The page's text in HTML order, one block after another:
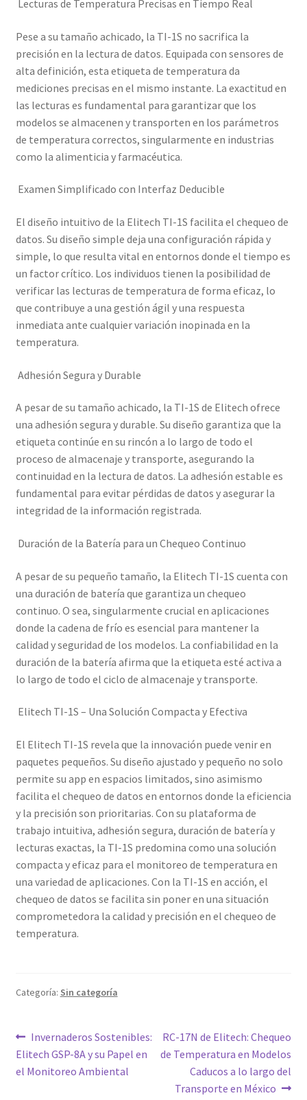
Lecturas de Temperatura Precisas en Tiempo Real
Pese a su tamaño achicado, la TI-1S no sacrifica la
precisión en la lectura de datos. Equipada con sensores de
alta definición, esta etiqueta de temperatura da
mediciones precisas en el mismo instante. La exactitud en
las lecturas es fundamental para garantizar que los
modelos se almacenen y transporten en los parámetros
de temperatura correctos, singularmente en industrias
como la alimenticia y farmacéutica.
Examen Simplificado con Interfaz Deducible
El diseño intuitivo de la Elitech TI-1S facilita el chequeo de
datos. Su diseño simple deja una configuración rápida y
simple, lo que resulta vital en entornos donde el tiempo es
un factor crítico. Los individuos tienen la posibilidad de
verificar las lecturas de temperatura de forma eficaz, lo
que contribuye a una gestión ágil y una respuesta
inmediata ante cualquier variación inopinada en la
temperatura.
Adhesión Segura y Durable
A pesar de su tamaño achicado, la TI-1S de Elitech ofrece
una adhesión segura y durable. Su diseño garantiza que la
etiqueta continúe en su rincón a lo largo de todo el
proceso de almacenaje y transporte, asegurando la
continuidad en la lectura de datos. La adhesión estable es
fundamental para evitar pérdidas de datos y asegurar la
integridad de la información registrada.
Duración de la Batería para un Chequeo Continuo
A pesar de su pequeño tamaño, la Elitech TI-1S cuenta con
una duración de batería que garantiza un chequeo
continuo. O sea, singularmente crucial en aplicaciones
donde la cadena de frío es esencial para mantener la
calidad y seguridad de los modelos. La confiabilidad en la
duración de la batería afirma que la etiqueta esté activa a
lo largo de todo el ciclo de almacenaje y transporte.
Elitech TI-1S – Una Solución Compacta y Efectiva
El Elitech TI-1S revela que la innovación puede venir en
paquetes pequeños. Su diseño ajustado y pequeño no solo
permite su app en espacios limitados, sino asimismo
facilita el chequeo de datos en entornos donde la eficiencia
y la precisión son prioritarias. Con su plataforma de
trabajo intuitiva, adhesión segura, duración de batería y
lecturas exactas, la TI-1S predomina como una solución
compacta y eficaz para el monitoreo de temperatura en
una variedad de aplicaciones. Con la TI-1S en acción, el
chequeo de datos se facilita sin poner en una situación
comprometedora la calidad y precisión en el chequeo de
temperatura.
Categoría: Sin categoría
Navegación
de
Entrada
anterior:
Invernaderos Sostenibles:
Elitech GSP-8A y su Papel en
el Monitoreo Ambiental
Siguiente
entrada:
RC-17N de Elitech: Chequeo
de Temperatura en Modelos
Caducos a lo largo del
Transporte en México